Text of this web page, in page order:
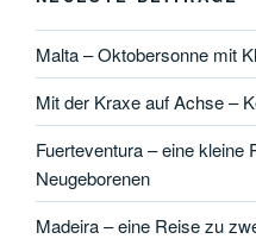
Malta – Oktobersonne mit
Mit der Kraxe auf Achse –
Fuerteventura – eine kleine
Neugeborenen
Madeira – eine Reise zu